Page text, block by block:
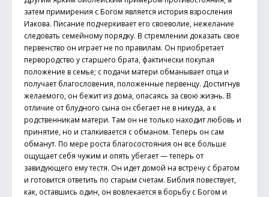
затем примирения с Богом является история взросления
Иако­ва. Писание подчеркивает его своеволие, нежелание
следовать семейному порядку. В стремлении доказать свое
первенство он играет не по правилам. Он приобретает
первородство у старшего брата, фактически покупая
положение в семье; с подачи матери обманывает отца и
получает благословения, положенные первенцу. Достигнув
желаемого, он бежит из дома, опасаясь за свою жизнь. В
отличие от блудного сына он сбегает не в никуда, а к
родственникам матери. Там он не только находит любовь и
принятие, но и сталкивается с обманом. Теперь он сам
обманут. По мере роста благосостояния он все больше
ощущает себя чужим и опять убегает — теперь от
завидующего ему тестя. Он идет домой на встречу с братом
и готовится ответить по старым счетам. Биб­лия повествует,
как, оставшись один, он вовлекается в борьбу с Богом и